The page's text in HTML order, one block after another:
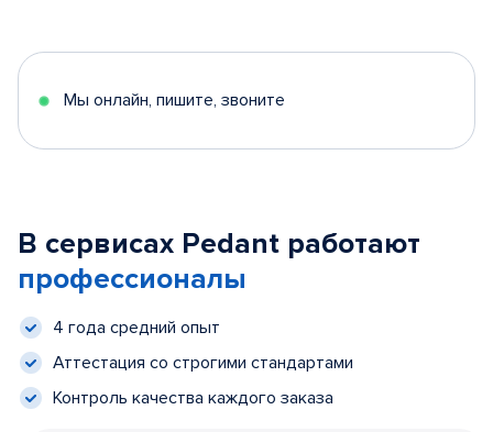
Мы онлайн, пишите, звоните
В сервисах Pedant работают
профессионалы
4 года средний опыт
Аттестация со строгими стандартами
Контроль качества каждого заказа